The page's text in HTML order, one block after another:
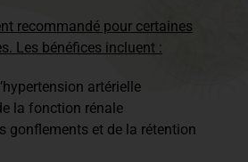
recommandé pour certaines
Les bénéfices incluent :
artérielle
la fonction rénale
gonflements et de la rétention